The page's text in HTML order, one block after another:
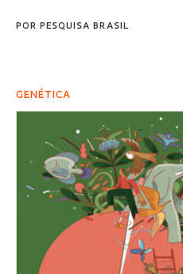
POR PESQUISA BRASIL
GENÉTICA